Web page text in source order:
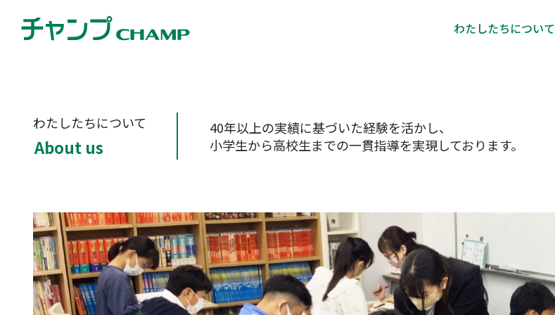
わたしたちについて
わたしたちについて
About us
40年以上の実績に基づいた経験を活かし、
小学生から高校生までの一貫指導を実現しております。